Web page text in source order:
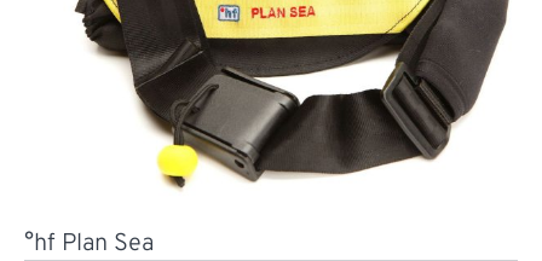
°hf Plan Sea